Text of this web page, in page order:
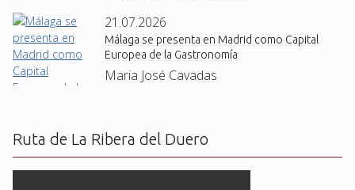
21.07.2026
Málaga se presenta en Madrid como Capital
Europea de la Gastronomía
Maria José Cavadas
Ruta de La Ribera del Duero